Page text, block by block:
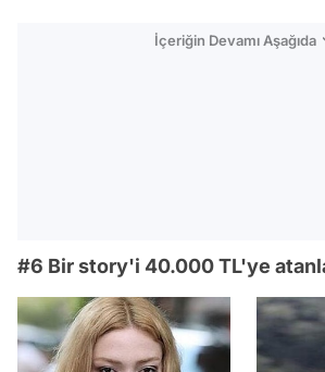
İçeriğin Devamı Aşağıda
#6 Bir story'i 40.000 TL'ye